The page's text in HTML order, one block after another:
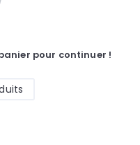
pour continuer !